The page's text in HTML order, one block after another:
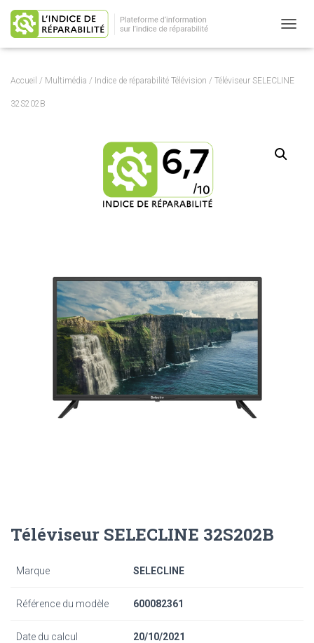
Accueil / Multimédia / Indice de réparabilité Télévision / Téléviseur SELECLINE
32S202B
Téléviseur SELECLINE 32S202B
Marque SELECLINE
Référence du modèle 600082361
Date du calcul 20/10/2021